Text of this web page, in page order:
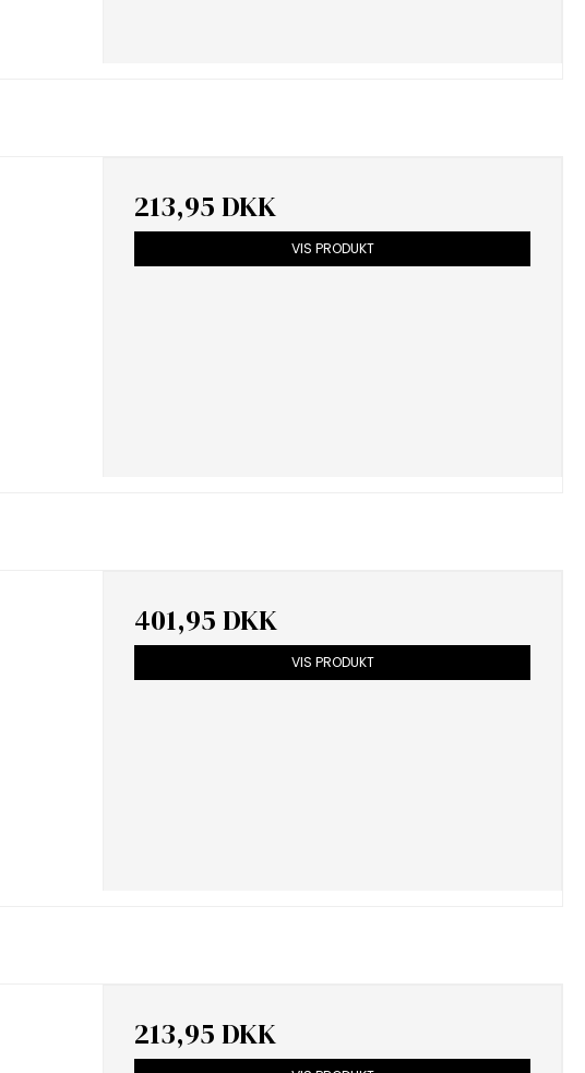
213,95 DKK
VIS PRODUKT
401,95 DKK
VIS PRODUKT
213,95 DKK